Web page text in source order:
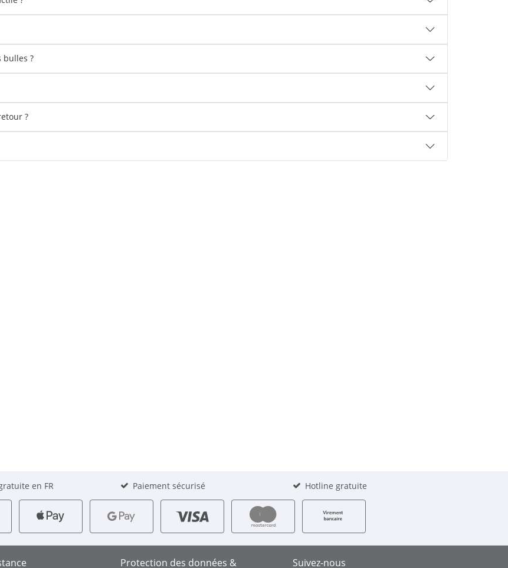
bulles ?
?
en FR Paiement sécurisé Hotline gratuite
Protection des données &
Suivez-nous